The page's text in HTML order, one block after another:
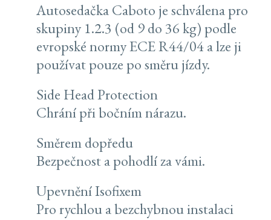
Autosedačka Caboto je schválena pro
skupiny 1.2.3 (od 9 do 36 kg) podle
evropské normy ECE R44/04 a lze ji
používat pouze po směru jízdy.
Side Head Protection
Chrání při bočním nárazu.
Směrem dopředu
Bezpečnost a pohodlí za vámi.
Upevnění Isofixem
Pro rychlou a bezchybnou instalaci